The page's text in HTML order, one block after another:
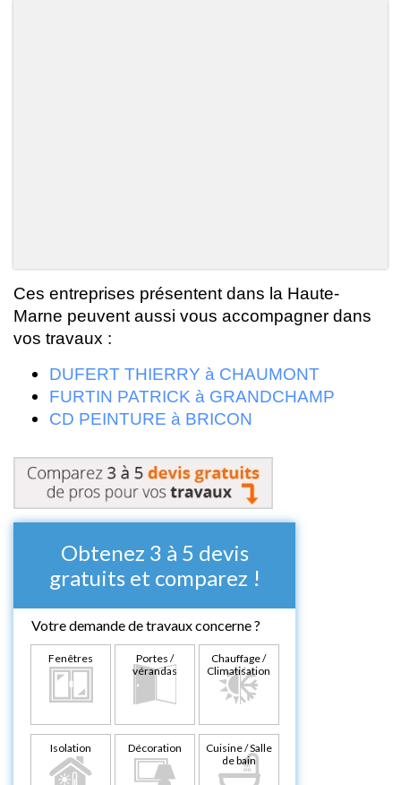
Ces entreprises présentent dans la Haute-
Marne peuvent aussi vous accompagner dans
vos travaux :
DUFERT THIERRY à CHAUMONT
FURTIN PATRICK à GRANDCHAMP
CD PEINTURE à BRICON
Obtenez 3 à 5 devis
gratuits et comparez !
Votre demande de travaux concerne ?
Fenêtres
Portes /
vérandas
Chauffage /
Climatisation
Isolation Décoration
Cuisine / Salle
de bain